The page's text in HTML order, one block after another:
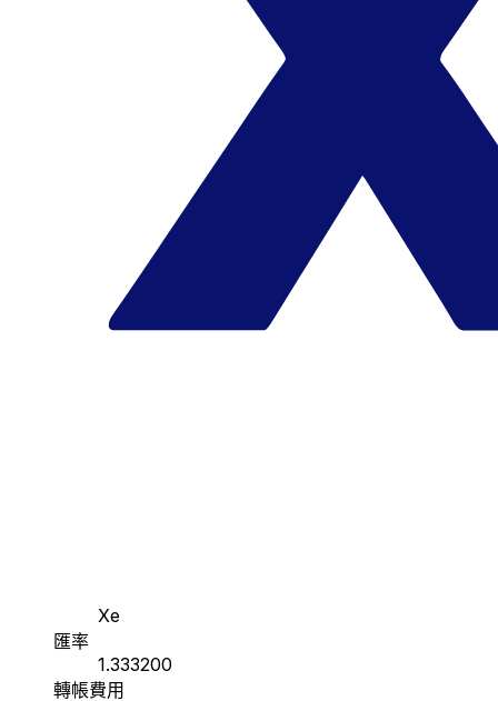
Xe
匯率
1.333200
轉帳費用